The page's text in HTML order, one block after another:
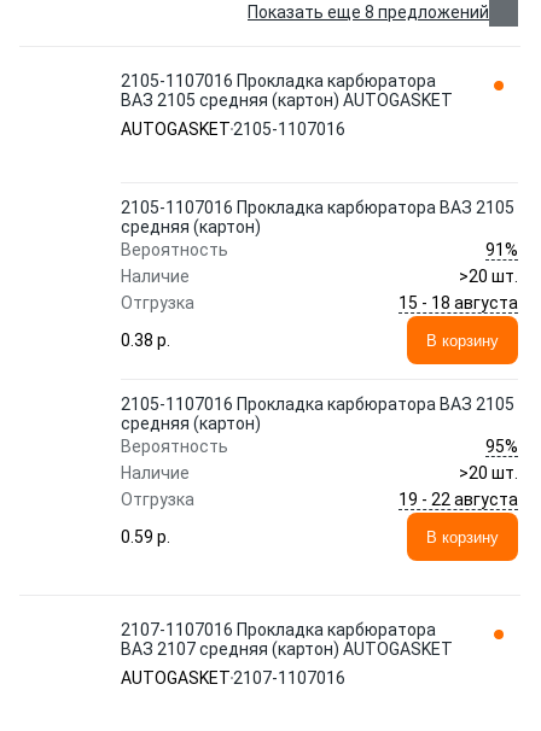
Показать еще 8 предложений
2105-1107016 Прокладка карбюратора
ВАЗ 2105 средняя (картон) AUTOGASKET
AUTOGASKET 2105-1107016
2105-1107016 Прокладка карбюратора ВАЗ 2105
средняя (картон)
Вероятность
91%
Наличие
>20 шт.
Отгрузка
15 - 18 августа
0.38 p.
В корзину
2105-1107016 Прокладка карбюратора ВАЗ 2105
средняя (картон)
Вероятность
95%
Наличие
>20 шт.
Отгрузка
19 - 22 августа
0.59 p.
В корзину
2107-1107016 Прокладка карбюратора
ВАЗ 2107 средняя (картон) AUTOGASKET
AUTOGASKET 2107-1107016